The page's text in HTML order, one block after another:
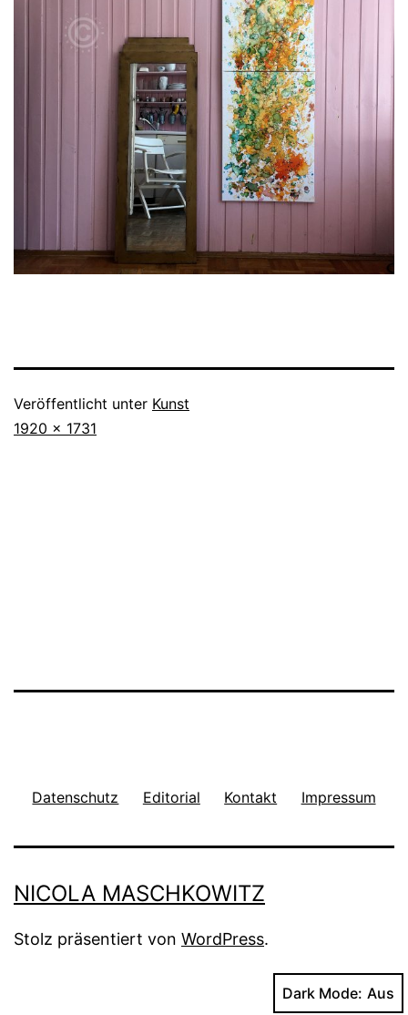
Veröffentlicht unter Kunst
Originalgröße
1920 × 1731
Datenschutz Editorial Kontakt Impressum
NICOLA MASCHKOWITZ
Stolz präsentiert von WordPress.
Dark Mode: